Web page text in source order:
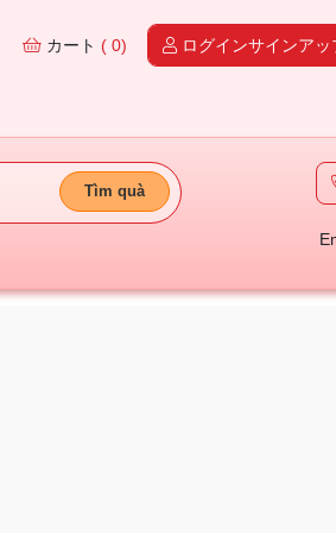
カート ( 0) ログインサインアッ
Tìm quà